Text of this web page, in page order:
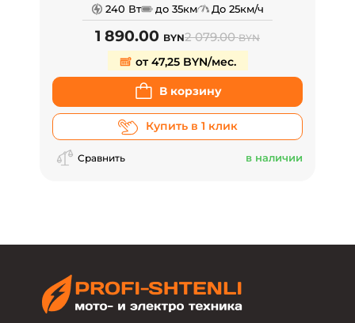
240 Вт до 35км До 25км/ч
1 890.00 BYN2 079.00BYN
от 47,25 BYN/мес.
В корзину
Купить в 1 клик
Сравнить в наличии